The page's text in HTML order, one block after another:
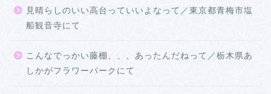
見晴らしのいい高台っていいよなって／東京都青梅市塩
船観音寺にて
こんなでっかい藤棚、、、あったんだねって／栃木県あ
しかがフラワーパークにて